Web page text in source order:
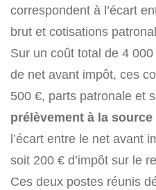
correspondent à l’écart
brut et cotisations
Sur un coût total de 4
de net avant impôt, ces
500 €, parts patronale et
prélèvement à la source
l’écart entre le net avant
soit 200 € d’impôt sur le
Ces deux postes réunis